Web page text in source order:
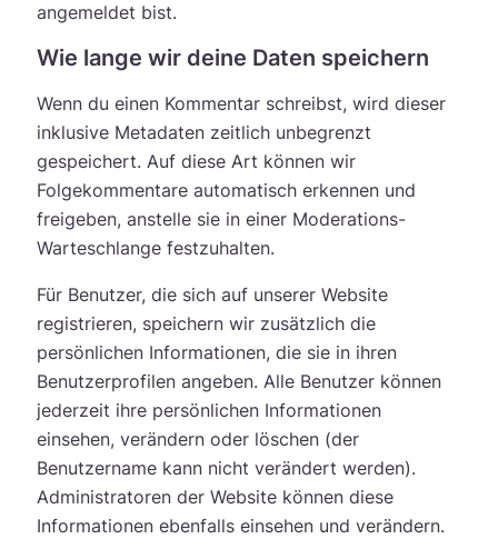
angemeldet bist.
Wie lange wir deine Daten speichern
Wenn du einen Kommentar schreibst, wird dieser
inklusive Metadaten zeitlich unbegrenzt
gespeichert. Auf diese Art können wir
Folgekommentare automatisch erkennen und
freigeben, anstelle sie in einer Moderations-
Warteschlange festzuhalten.
Für Benutzer, die sich auf unserer Website
registrieren, speichern wir zusätzlich die
persönlichen Informationen, die sie in ihren
Benutzerprofilen angeben. Alle Benutzer können
jederzeit ihre persönlichen Informationen
einsehen, verändern oder löschen (der
Benutzername kann nicht verändert werden).
Administratoren der Website können diese
Informationen ebenfalls einsehen und verändern.